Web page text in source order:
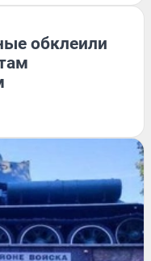
обклеили